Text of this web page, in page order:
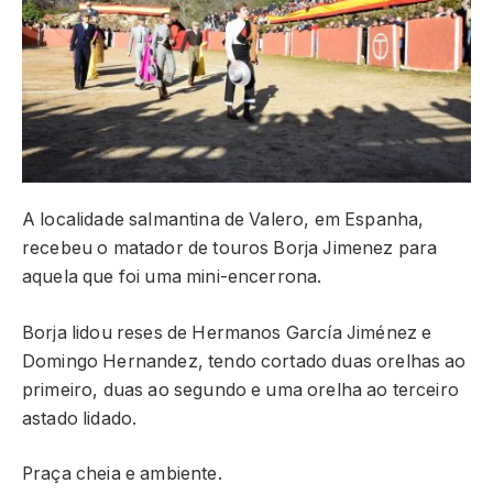
A localidade salmantina de Valero, em Espanha,
recebeu o matador de touros Borja Jimenez para
aquela que foi uma mini-encerrona.
Borja lidou reses de Hermanos García Jiménez e
Domingo Hernandez, tendo cortado duas orelhas ao
primeiro, duas ao segundo e uma orelha ao terceiro
astado lidado.
Praça cheia e ambiente.